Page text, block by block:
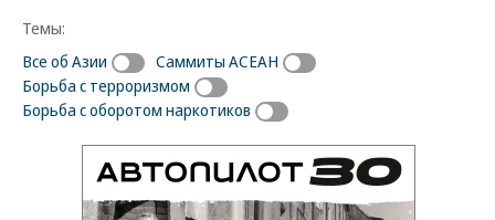
Темы:
Все об Азии
Саммиты АСЕАН
Борьба с терроризмом
Борьба с оборотом наркотиков